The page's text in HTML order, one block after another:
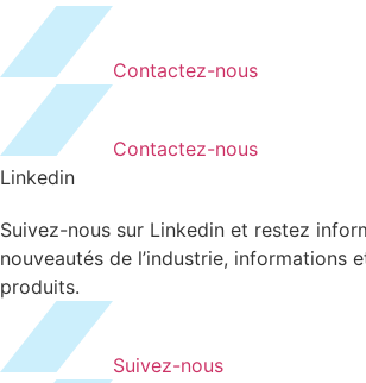
Contactez-nous
Contactez-nous
Linkedin
Suivez-nous sur Linkedin et restez
nouveautés de l’industrie, informations
produits.
Suivez-nous